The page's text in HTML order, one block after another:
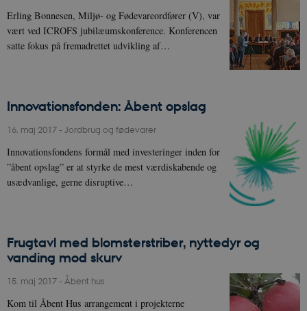
Erling Bonnesen, Miljø- og Fødevareordfører (V), var
vært ved ICROFS jubilæumskonference. Konferencen
satte fokus på fremadrettet udvikling af…
Innovationsfonden: Åbent opslag
16. maj 2017 - Jordbrug og fødevarer
Innovationsfondens formål med investeringer inden for
”åbent opslag” er at styrke de mest værdiskabende og
usædvanlige, gerne disruptive…
Frugtavl med blomsterstriber, nyttedyr og
vanding mod skurv
15. maj 2017 - Åbent hus
Kom til Åbent Hus arrangement i projekterne